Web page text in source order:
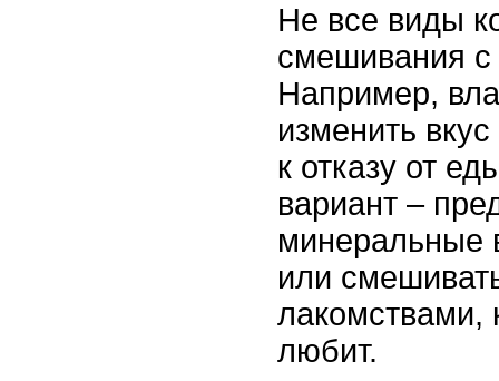
Не все виды
смешивания
Например,
изменить
к отказу от
вариант –
минеральные
или
лакомствами,
любит.